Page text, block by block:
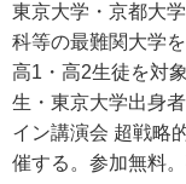
東京大学・京都大
科等の最難関大学
高1・高2生徒を対
生・東京大学出身
イン講演会 超戦略
催する。参加無料。